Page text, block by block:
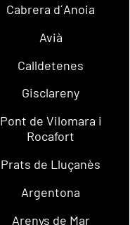
Cabrera d´Anoia
Avià
Calldetenes
Gisclareny
Pont de Vilomara i
Rocafort
Prats de Lluçanès
Argentona
Arenys de Mar